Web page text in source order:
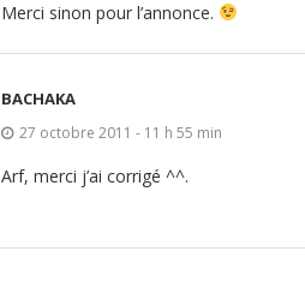
Merci sinon pour l’annonce.
BACHAKA
27 octobre 2011 - 11 h 55 min
Arf, merci j’ai corrigé ^^.